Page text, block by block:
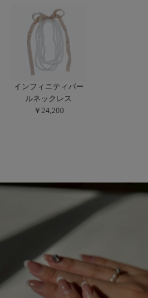
インフィニティパー
ルネックレス
￥24,200